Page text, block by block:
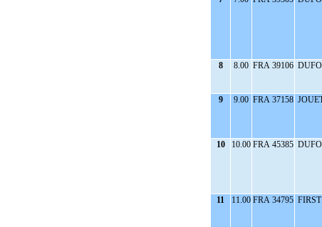
8 8.00 FRA 39106
9 9.00 FRA 37158
10 10.00 FRA 45385
11 11.00 FRA 34795